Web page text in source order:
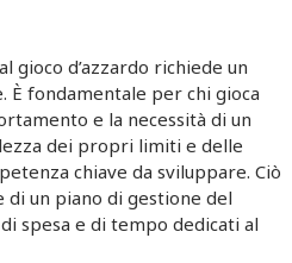
d’azzardo richiede un
È fondamentale per chi gioca
e la necessità di un
dei propri limiti e delle
chiave da sviluppare. Ciò
un piano di gestione del
spesa e di tempo dedicati al